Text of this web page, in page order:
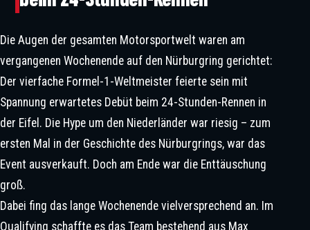
„Max Verstappen Ist Der Beste, Den
Ich Je Gesehen Habe“ – Daniel
Juncadella Spricht Über F1-Träume,
DTM-Frust Und Seine Besondere
Verbindung Zu Verstappen
Die Augen der gesamten Motorsportwelt waren am
vergangenen Wochenende auf den Nürburgring gerichtet:
Der vierfache Formel-1-Weltmeister feierte sein mit
Spannung erwartetes Debüt beim 24-Stunden-Rennen in
der Eifel. Die Hype um den Niederländer war riesig – zum
ersten Mal in der Geschichte des Nürburgrings, war das
Event ausverkauft. Doch am Ende war die Enttäuschung
groß.
Dabei fing das lange Wochenende vielversprechend an. Im
Qualifying schaffte es das Team bestehend aus Max